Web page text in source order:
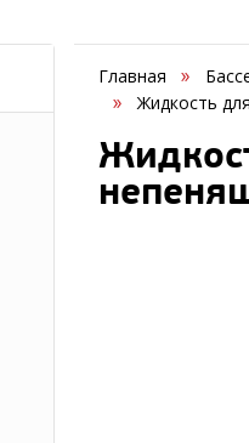
Главная
Жидкость